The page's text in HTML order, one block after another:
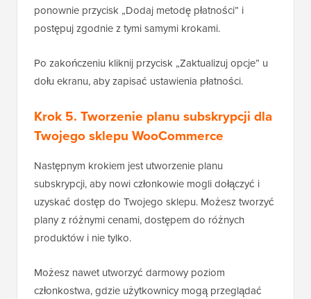
ponownie przycisk „Dodaj metodę płatności” i
postępuj zgodnie z tymi samymi krokami.
Po zakończeniu kliknij przycisk „Zaktualizuj opcje” u
dołu ekranu, aby zapisać ustawienia płatności.
Krok 5. Tworzenie planu subskrypcji dla
Twojego sklepu WooCommerce
Następnym krokiem jest utworzenie planu
subskrypcji, aby nowi członkowie mogli dołączyć i
uzyskać dostęp do Twojego sklepu. Możesz tworzyć
plany z różnymi cenami, dostępem do różnych
produktów i nie tylko.
Możesz nawet utworzyć darmowy poziom
członkostwa, gdzie użytkownicy mogą przeglądać